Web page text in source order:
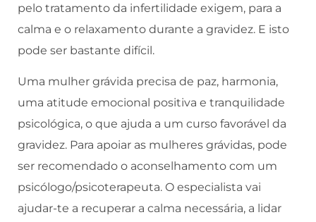
pelo tratamento da infertilidade exigem, para a
calma e o relaxamento durante a gravidez. E isto
pode ser bastante difícil.
Uma mulher grávida precisa de paz, harmonia,
uma atitude emocional positiva e tranquilidade
psicológica, o que ajuda a um curso favorável da
gravidez. Para apoiar as mulheres grávidas, pode
ser recomendado o aconselhamento com um
psicólogo/psicoterapeuta. O especialista vai
ajudar-te a recuperar a calma necessária, a lidar